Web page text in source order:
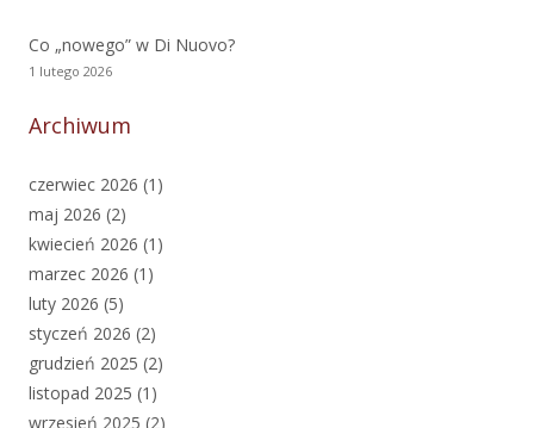
Co „nowego” w Di Nuovo?
1 lutego 2026
Archiwum
czerwiec 2026 (1)
maj 2026 (2)
kwiecień 2026 (1)
marzec 2026 (1)
luty 2026 (5)
styczeń 2026 (2)
grudzień 2025 (2)
listopad 2025 (1)
wrzesień 2025 (2)